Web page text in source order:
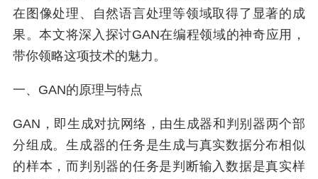
在图像处理、自然语言处理等领域取得了显著的成
果。本文将深入探讨GAN在编程领域的神奇应用，
带你领略这项技术的魅力。
一、GAN的原理与特点
GAN，即生成对抗网络，由生成器和判别器两个部
分组成。生成器的任务是生成与真实数据分布相似
的样本，而判别器的任务是判断输入数据是真实样